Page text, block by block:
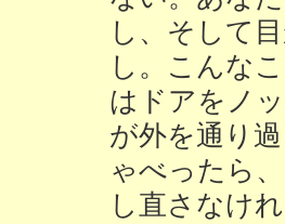
し、そして
し。こんな
はドアをノ
が外を通り
ゃべったら
し直さなけ